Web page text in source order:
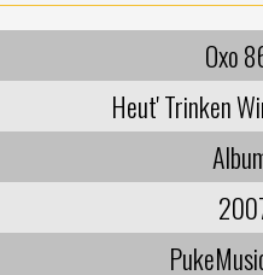
Oxo
Heut' Trinken